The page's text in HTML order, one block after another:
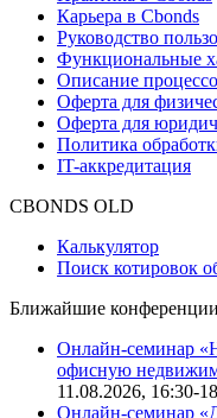
Для клиентов
О нас
Безопасность
Практика в Cbonds
Карьера в Cbonds
Руководство
Функциональные
Описание
Оферта для
IT-аккредитация
Поиск котировок
Ближайшие